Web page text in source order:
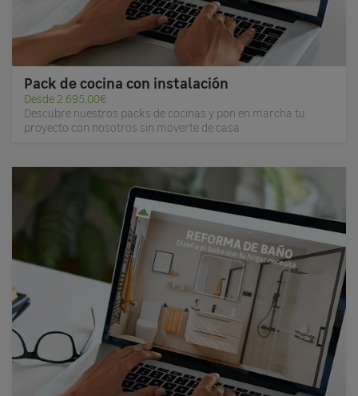
Pack de cocina con instalación
Desde 2.695,00€
Descubre nuestros packs de cocinas y pon en marcha tu
proyecto con nosotros sin moverte de casa